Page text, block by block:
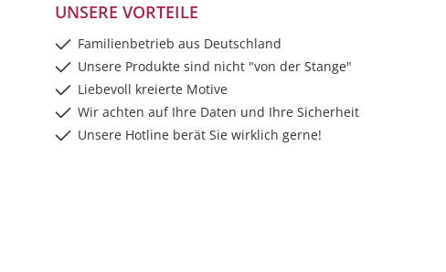
UNSERE VORTEILE
Familienbetrieb aus Deutschland
Unsere Produkte sind nicht "von der Stange"
Liebevoll kreierte Motive
Wir achten auf Ihre Daten und Ihre Sicherheit
Unsere Hotline berät Sie wirklich gerne!